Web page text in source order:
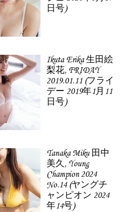
日号)
Ikuta Erika 生田絵
梨花, FRIDAY
2019.01.11 (フライ
デー 2019年1月11
日号)
Tanaka Miku 田中
美久, Young
Champion 2024
No.14 (ヤングチ
ャンピオン 2024
年14号)